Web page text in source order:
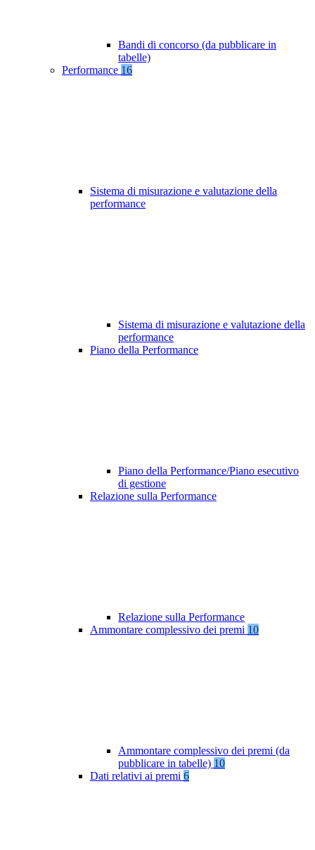
Bandi di concorso (da pubblicare in
tabelle)
Performance 16
Sistema di misurazione e valutazione della
performance
Sistema di misurazione e valutazione della
performance
Piano della Performance
Piano della Performance/Piano esecutivo
di gestione
Relazione sulla Performance
Relazione sulla Performance
Ammontare complessivo dei premi 10
Ammontare complessivo dei premi (da
pubblicare in tabelle) 10
Dati relativi ai premi 6